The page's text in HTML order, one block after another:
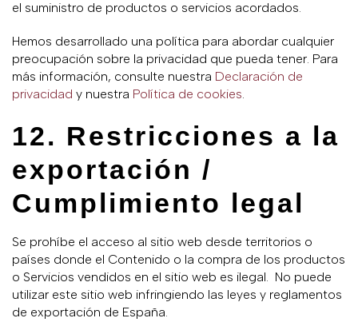
el suministro de productos o servicios acordados.
Hemos desarrollado una política para abordar cualquier
preocupación sobre la privacidad que pueda tener. Para
más información, consulte nuestra Declaración de
privacidad y nuestra Política de cookies.
12. Restricciones a la
exportación /
Cumplimiento legal
Se prohíbe el acceso al sitio web desde territorios o
países donde el Contenido o la compra de los productos
o Servicios vendidos en el sitio web es ilegal. No puede
utilizar este sitio web infringiendo las leyes y reglamentos
de exportación de España.